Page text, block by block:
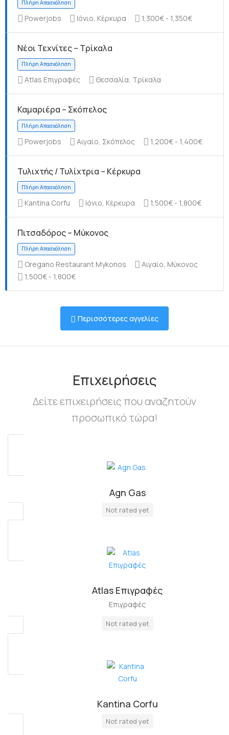
Πλήρη Απασχόληση
Πλήρη Απασχόληση
Πλήρη Απασχόληση
Powerjobs Ιόνιο, Κέρκυρα 1,300€ - 1,350€
Νέοι Τεχνίτες – Τρίκαλα
Πλήρη Απασχόληση
Atlas Επιγραφές Θεσσαλία, Τρίκαλα
Καμαριέρα – Σκόπελος
Powerjobs Αιγαίο, Σκόπελος 1,200€ - 1,400€
Τυλιχτής / Τυλίχτρια – Κέρκυρα
Πλήρη Απασχόληση
Kantina Corfu Ιόνιο, Κέρκυρα 1,500€ - 1,800€
Πιτσαδόρος – Μύκονος
Oregano Restaurant Mykonos
Αιγαίο, Μύκονος
1,500€ - 1,800€
Περισσότερες αγγελίες
Επιχειρήσεις
Δείτε επιχειρήσεις που αναζητούν
προσωπικό τώρα!
Agn Gas
Not rated yet
Atlas Επιγραφές
Επιγραφές
Not rated yet
Kantina Corfu
Not rated yet